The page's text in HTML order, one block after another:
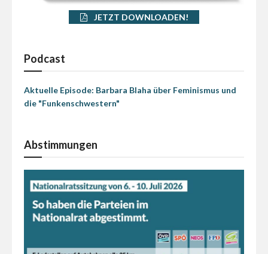
JETZT DOWNLOADEN!
Podcast
Aktuelle Episode: Barbara Blaha über Feminismus und
die "Funkenschwestern"
Abstimmungen